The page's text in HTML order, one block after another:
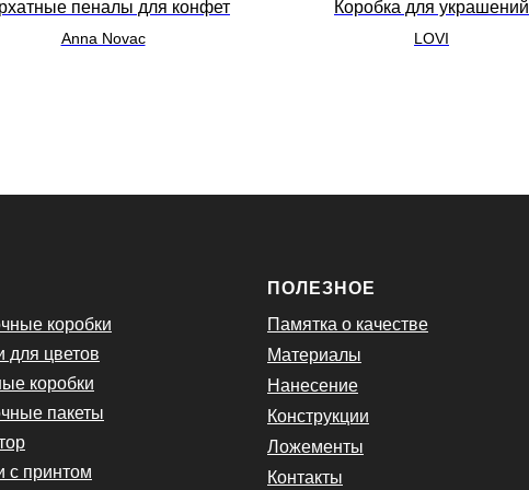
пеналы для конфет
Anna Novac
Коробка для украшений
LOVI
коробки
для цветов
коробки
пакеты
с принтом
ПОЛЕЗНОЕ
Памятка о качестве
Материалы
Нанесение
Конструкции
Ложементы
Контакты